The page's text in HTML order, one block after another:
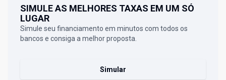
SIMULE AS MELHORES TAXAS EM UM SÓ
LUGAR
Simule seu financiamento em minutos com todos os
bancos e consiga a melhor proposta.
Simular